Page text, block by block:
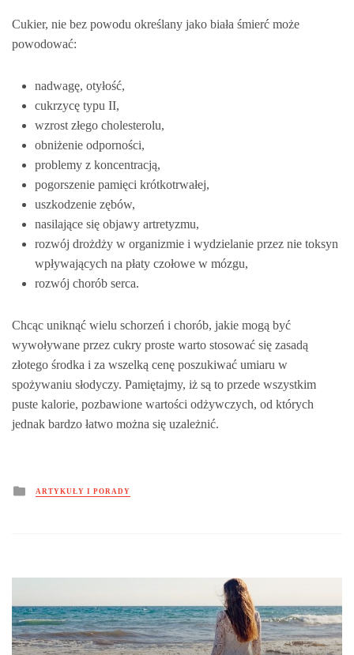
Cukier, nie bez powodu określany jako biała śmierć może
powodować:
nadwagę, otyłość,
cukrzycę typu II,
wzrost złego cholesterolu,
obniżenie odporności,
problemy z koncentracją,
pogorszenie pamięci krótkotrwałej,
uszkodzenie zębów,
nasilające się objawy artretyzmu,
rozwój drożdży w organizmie i wydzielanie przez nie toksyn
wpływających na płaty czołowe w mózgu,
rozwój chorób serca.
Chcąc uniknąć wielu schorzeń i chorób, jakie mogą być
wywoływane przez cukry proste warto stosować się zasadą
złotego środka i za wszelką cenę poszukiwać umiaru w
spożywaniu słodyczy. Pamiętajmy, iż są to przede wszystkim
puste kalorie, pozbawione wartości odżywczych, od których
jednak bardzo łatwo można się uzależnić.
Posted
in
ARTYKUŁY I PORADY